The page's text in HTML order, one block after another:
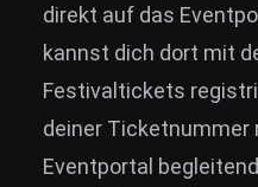
direkt auf das
kannst dich dort mit
Festivaltickets
deiner Ticketnummer
Eventportal